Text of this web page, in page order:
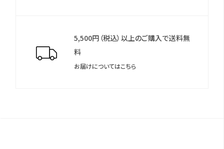
5,500円（税込）以上のご購入で送料無
料
お届けについてはこちら